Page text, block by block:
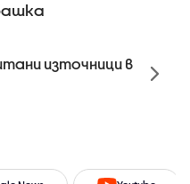
източници в